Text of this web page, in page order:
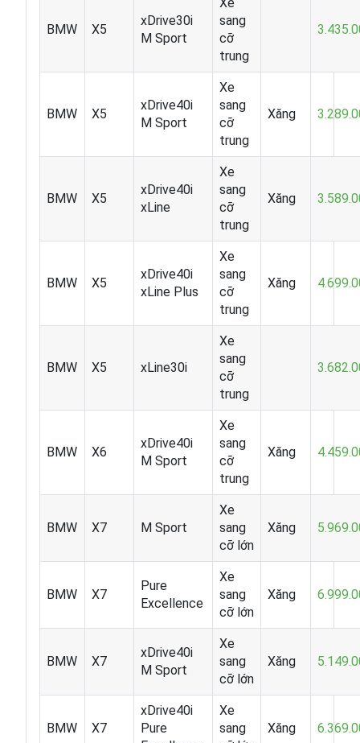
BMW X5
xDrive30i
M Sport
sang
cỡ
trung
BMW X5
xDrive40i
M Sport
Xe
sang
cỡ
trung
Xăng
BMW X5
xDrive40i
xLine
Xe
sang
cỡ
trung
Xăng
BMW X5
xDrive40i
xLine Plus
Xe
sang
cỡ
trung
Xăng
BMW X5 xLine30i
Xe
sang
cỡ
trung
BMW X6
xDrive40i
M Sport
Xe
sang
cỡ
trung
Xăng
BMW X7 M Sport
Xe
sang
cỡ lớn
Xăng
BMW X7
Pure
Excellence
Xe
sang
cỡ lớn
Xăng
BMW X7
xDrive40i
M Sport
Xe
sang
cỡ lớn
Xăng
BMW X7
xDrive40i
Pure
Xe
sang
Xăng